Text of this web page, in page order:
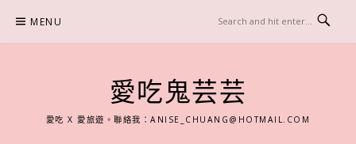
content
MENU
愛吃鬼芸芸
愛吃 X 愛旅遊。聯絡我：ANISE_CHUANG@HOTMAIL.COM